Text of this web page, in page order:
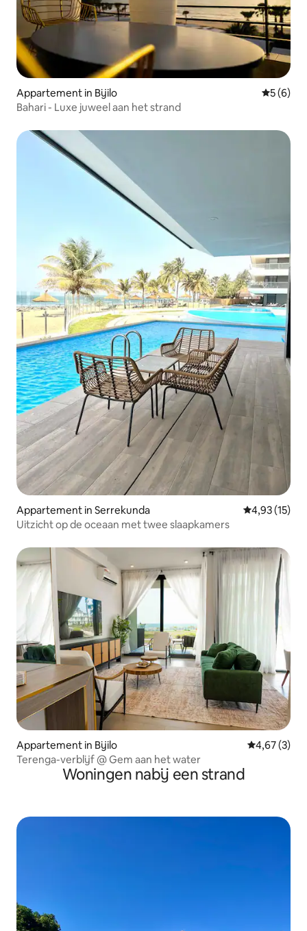
Appartement in Bijilo
5 (6)
Bahari - Luxe juweel aan het strand
Appartement in Serrekunda Gemiddelde
4,93 (15)
Uitzicht op de oceaan met twee slaapkamers
Appartement in Bijilo
4,67 (3)
Terenga-verblijf @ Gem aan het water
Woningen nabij een strand